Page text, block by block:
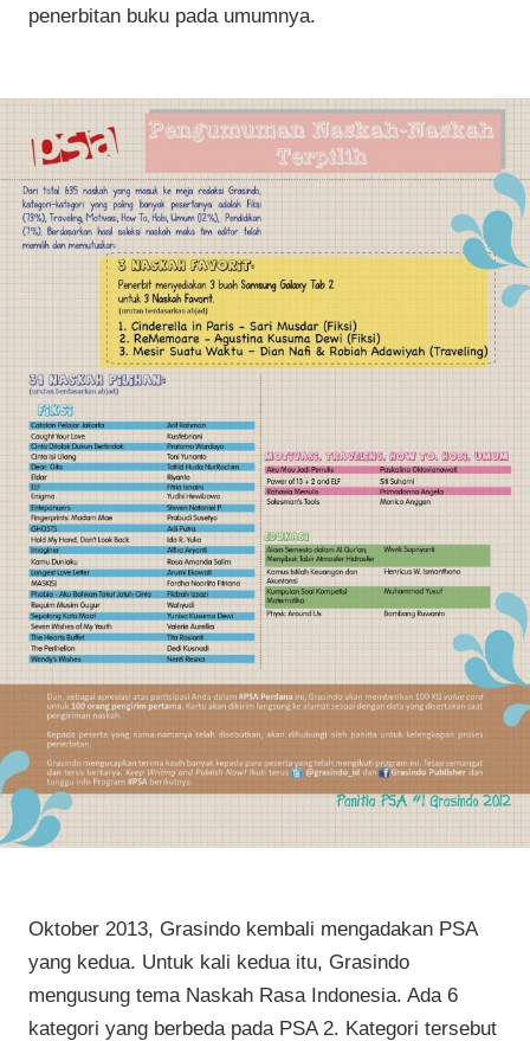
penerbitan buku pada umumnya.
Oktober 2013, Grasindo kembali mengadakan PSA
yang kedua. Untuk kali kedua itu, Grasindo
mengusung tema Naskah Rasa Indonesia. Ada 6
kategori yang berbeda pada PSA 2. Kategori tersebut